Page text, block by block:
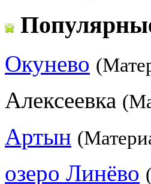
Окунево
Алексеевка
Артын
озеро Линёво